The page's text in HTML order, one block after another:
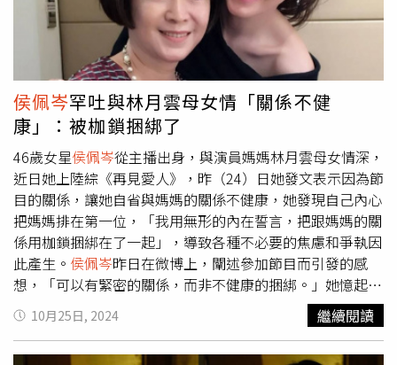
群分享擴散。陶喆是第一位站上台北小巨蛋開啟售票演唱會
的歌手。（圖／焦正德攝）
場晚會同時進行，包括湖南、浙江、江蘇和北京衛視，每家
晚會至少請了超過50位明星與會，可說是最後的狂歡。 大
陸童裝工廠的一隅就能直播帶貨。（圖／新華社）因為在
2020年尾的新冠疫情後，活動停擺，解禁後經濟復甦乏
力，消費力起不來，拼多多的低價策略大行其道，還有抖
音、小紅書的眾多網紅直播帶貨瓜分市場，導致後來阿里和
京東這兩大電商龍頭開始避談金額。大陸的淘寶賣家向
CTWANT記者表示，在七、八年前，雙11真的是很重要的大
促銷時間，活動能帶來十倍的銷量，那時要煩惱的是物流配
送，後來要煩惱的是，買家趁著雙11一次買完整個月、甚至
下半年的額度，導致後面都沒有訂單，這兩年則是業績只剩
二成，「今年我不再煩惱，因為我不做了。」拼多多8月公
布第二季財報，卻創下2018年上市以來最大單日跌幅28.5
%，主要也是「消費降級」導致的營收不如預期。而這兩年
直播帶貨興起，也讓阿里也不得不把重心放在這一塊。淘寶
直播表示，今年10月21日啟動的雙11直播間，李佳琦
Austin、蜜蜂驚喜社、香菇來了、烈兒寶貝、陳潔kiki這幾
侯佩岑罕吐與林月雲母女情「關係不健
康」：被枷鎖捆綁了
46歲女星侯佩岑從主播出身，與演員媽媽林月雲母女情深，
近日她上陸綜《再見愛人》，昨（24）日她發文表示因為節
目的關係，讓她自省與媽媽的關係不健康，她發現自己內心
把媽媽排在第一位，「我用無形的內在誓言，把跟媽媽的關
係用枷鎖捆綁在了一起」，導致各種不必要的焦慮和爭執因
此產生。 侯佩岑昨日在微博上，闡述參加節目而引發的感
想，「可以有緊密的關係，而非不健康的捆綁。」她憶起錄
影時被問到人生價值排序，讓她想起曾做過一個測驗被問
「你是誰」，她回答了8個答案後，最後最捨不得刪除的是
「我是我媽媽的女兒」。侯佩岑認為長期與媽媽關係不健
10月25日, 2024 繼續閱讀